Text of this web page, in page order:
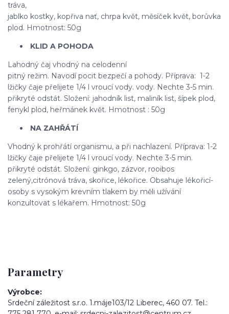
tráva,
jablko kostky, kopřiva nať, chrpa květ, měsíček květ, borůvka
plod. Hmotnost: 50g
KLID A POHODA
Lahodný čaj vhodný na celodenní
pitný režim. Navodí pocit bezpečí a pohody. Příprava: 1-2
lžičky čaje přelijete 1/4 l vroucí vody. vody. Nechte 3-5 min.
přikryté odstát. Složení: jahodník list, maliník list, šípek plod,
fenykl plod, heřmánek květ. Hmotnost : 50g
NA ZAHŘÁTÍ
Vhodný k prohřátí organismu, a při nachlazení. Příprava: 1-2
lžičky čaje přelijete 1/4 l vroucí vody. Nechte 3-5 min.
přikryté odstát. Složení: ginkgo, zázvor, rooibos
zelený,citrónová tráva, skořice, lékořice. Obsahuje lékořicí-
osoby s vysokým krevním tlakem by měli užívání
konzultovat s lékařem. Hmotnost: 50g
Parametry
Výrobce
Srdeční záležitost s.r.o. 1.máje103/12 Liberec, 460 07. Tel.: